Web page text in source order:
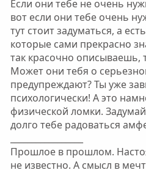
Если они тебе не очень
вот если они тебе очень
тут стоит задуматься, а
которые сами прекрасно
так красочно описываешь,
Может они тебя о
предупреждают? Ты уже
психологически! А это
физической ломки.
долго тебе радоваться
Прошлое в прошлом.
не известно. А смысл в